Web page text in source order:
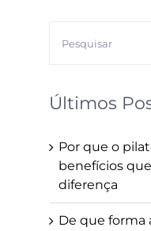
resultados
Últimos
Por que o
benefícios
diferença
De que forma